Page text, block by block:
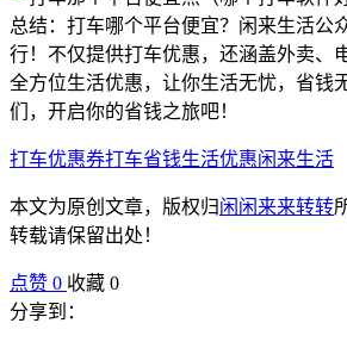
总结：打车哪个平台便宜？闲来生活公
行！不仅提供打车优惠，还涵盖外卖、
全方位生活优惠，让你生活无忧，省钱
们，开启你的省钱之旅吧！
打车优惠券打车省钱生活优惠闲来生活
本文为原创文章，版权归闲闲来来转转
转载请保留出处！
点赞 0 收藏 0
分享到：